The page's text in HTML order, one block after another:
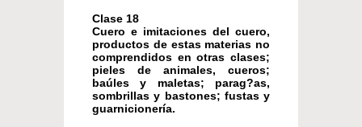
Clase 18
Cuero e imitaciones del cuero,
productos de estas materias no
comprendidos en otras clases;
pieles de animales, cueros;
baúles y maletas; parag?as,
sombrillas y bastones; fustas y
guarnicionería.